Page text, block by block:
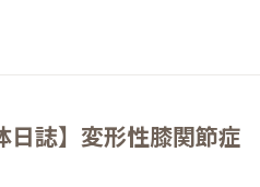
日誌】変形性膝関節症